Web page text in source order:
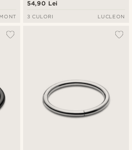
54,90 Lei
3 CULORI LUCLEON